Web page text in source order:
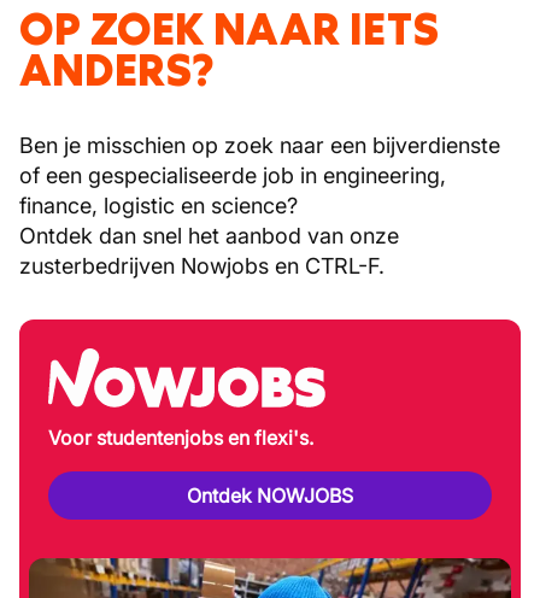
OP ZOEK NAAR IETS
ANDERS?
Ben je misschien op zoek naar een bijverdienste
of een gespecialiseerde job in engineering,
finance, logistic en science?
Ontdek dan snel het aanbod van onze
zusterbedrijven Nowjobs en CTRL-F.
Voor studentenjobs en flexi's.
Ontdek NOWJOBS